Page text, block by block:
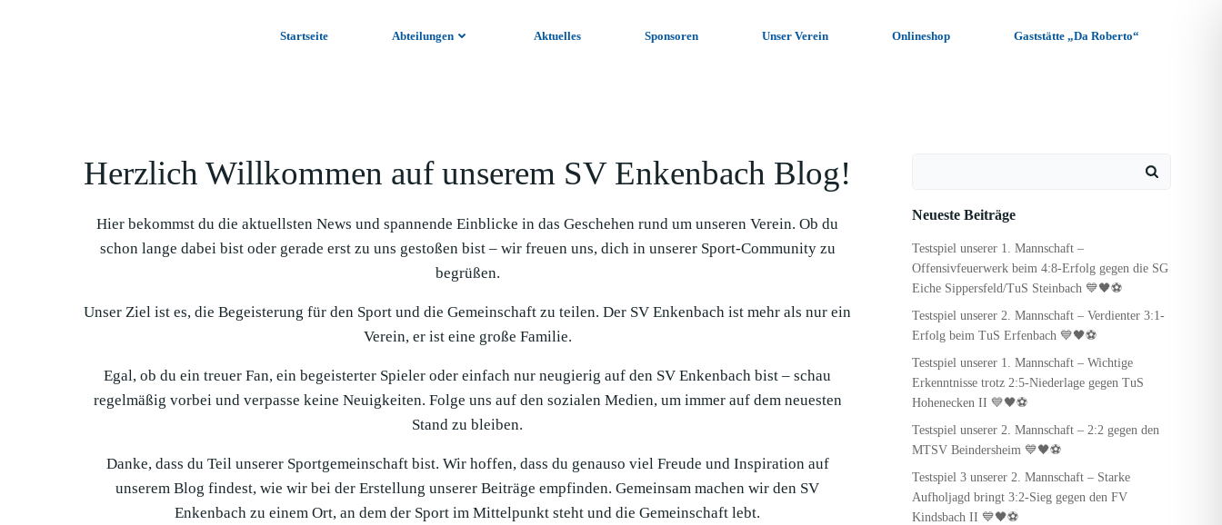
Startseite Abteilungen Aktuelles Sponsoren Unser Verein Onlineshop Gaststätte „Da Roberto“
Herzlich Willkommen auf unserem SV Enkenbach Blog!
Hier bekommst du die aktuellsten News und spannende Einblicke in das Geschehen rund um unseren Verein. Ob du
schon lange dabei bist oder gerade erst zu uns gestoßen bist – wir freuen uns, dich in unserer Sport-Community zu
begrüßen.
Unser Ziel ist es, die Begeisterung für den Sport und die Gemeinschaft zu teilen. Der SV Enkenbach ist mehr als nur ein
Verein, er ist eine große Familie.
Egal, ob du ein treuer Fan, ein begeisterter Spieler oder einfach nur neugierig auf den SV Enkenbach bist – schau
regelmäßig vorbei und verpasse keine Neuigkeiten. Folge uns auf den sozialen Medien, um immer auf dem neuesten
Stand zu bleiben.
Danke, dass du Teil unserer Sportgemeinschaft bist. Wir hoffen, dass du genauso viel Freude und Inspiration auf
unserem Blog findest, wie wir bei der Erstellung unserer Beiträge empfinden. Gemeinsam machen wir den SV
Enkenbach zu einem Ort, an dem der Sport im Mittelpunkt steht und die Gemeinschaft lebt.
Neueste Beiträge
Testspiel unserer 1. Mannschaft –
Offensivfeuerwerk beim 4:8-Erfolg gegen die SG
Eiche Sippersfeld/TuS Steinbach 💙🖤⚽
Testspiel unserer 2. Mannschaft – Verdienter 3:1-
Erfolg beim TuS Erfenbach 💙🖤⚽
Testspiel unserer 1. Mannschaft – Wichtige
Erkenntnisse trotz 2:5-Niederlage gegen TuS
Hohenecken II 💙🖤⚽
Testspiel unserer 2. Mannschaft – 2:2 gegen den
MTSV Beindersheim 💙🖤⚽
Testspiel 3 unserer 2. Mannschaft – Starke
Aufholjagd bringt 3:2-Sieg gegen den FV
Kindsbach II 💙🖤⚽